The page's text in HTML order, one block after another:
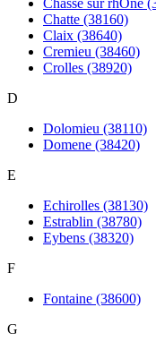
Chasse sur rhÔne
Chatte (38160)
Claix (38640)
Cremieu (38460)
Crolles (38920)
D
Dolomieu (38110)
Domene (38420)
E
Echirolles (38130)
Estrablin (38780)
Eybens (38320)
F
Fontaine (38600)
G